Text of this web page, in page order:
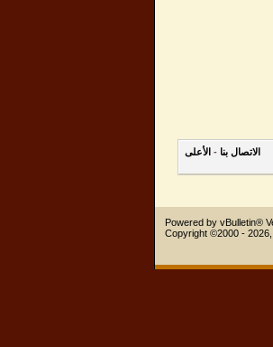
الاتصال بنا - الأعلى
Powered by vBulletin®
Copyright ©2000 - 2026,